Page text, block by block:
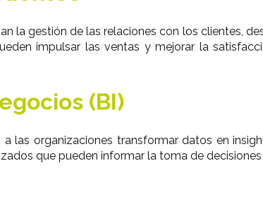
la gestión de las relaciones con los clientes,
impulsar las ventas y mejorar la
(BI)
las organizaciones transformar datos en
que pueden informar la toma de